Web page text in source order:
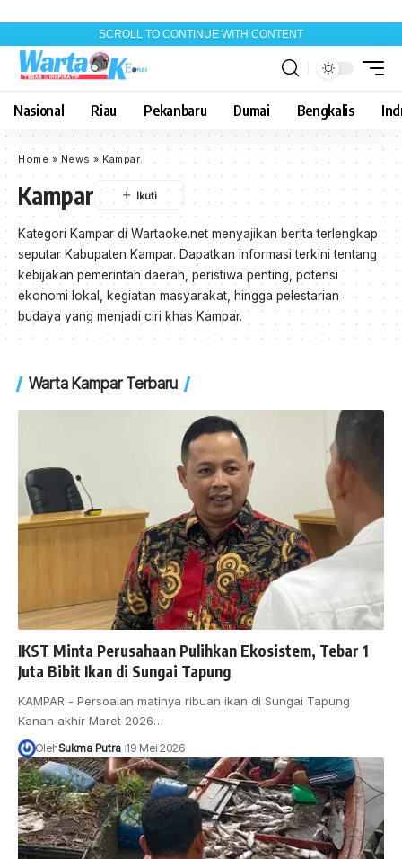
SCROLL TO CONTINUE WITH CONTENT
Nasional Riau Pekanbaru Dumai Bengkalis
Home »News »Kampar
Kampar
Kategori Kampar di Wartaoke.net menyajikan berita terlengkap
seputar Kabupaten Kampar. Dapatkan informasi terkini tentang
kebijakan pemerintah daerah, peristiwa penting, potensi
ekonomi lokal, kegiatan masyarakat, hingga pelestarian
budaya yang menjadi ciri khas Kampar.
Warta Kampar Terbaru
IKST Minta Perusahaan Pulihkan Ekosistem, Tebar 1
Juta Bibit Ikan di Sungai Tapung
KAMPAR - Persoalan matinya ribuan ikan di Sungai Tapung
Kanan akhir Maret 2026…
OlehSukma Putra 19 Mei 2026